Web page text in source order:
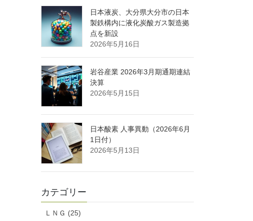
日本液炭、大分県大分市の日本
製鉄構内に液化炭酸ガス製造拠
点を新設
2026年5月16日
岩谷産業 2026年3月期通期連結
決算
2026年5月15日
日本酸素 人事異動（2026年6月
1日付）
2026年5月13日
カテゴリー
ＬＮＧ (25)